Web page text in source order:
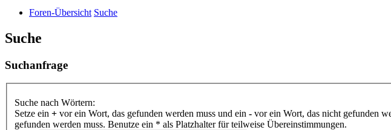
Foren-Übersicht Suche
Suche
Suchanfrage
Suche nach Wörtern:
Setze ein + vor ein Wort, das gefunden werden muss und ein - vor ein Wort, das nicht gefunden
gefunden werden muss. Benutze ein * als Platzhalter für teilweise Übereinstimmungen.